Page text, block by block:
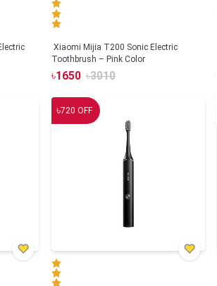
Xiaomi Mijia T200 Sonic Electric
Toothbrush – Pink Color
৳1650 ৳3010
৳720 OFF